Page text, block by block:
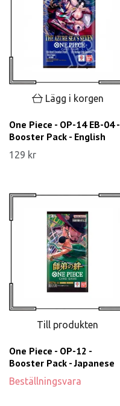
Lägg i korgen
One Piece - OP-14 EB-04 -
Booster Pack - English
129 kr
Till produkten
One Piece - OP-12 -
Booster Pack - Japanese
Beställningsvara